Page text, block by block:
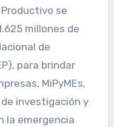
se
millones de
de
para brindar
MiPyMEs,
investigación y
la emergencia